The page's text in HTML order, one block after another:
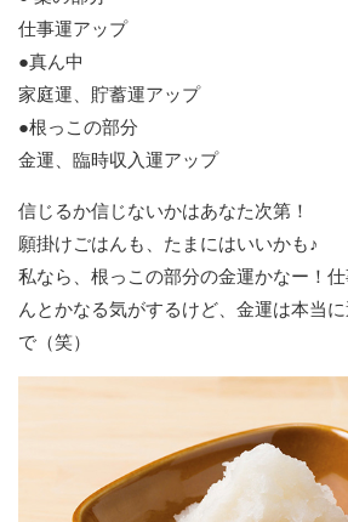
仕事運アップ
●真ん中
家庭運、貯蓄運アップ
●根っこの部分
金運、臨時収入運アップ
信じるか信じないかはあなた次第！
願掛けごはんも、たまにはいいかも♪
私なら、根っこの部分の金運かなー！
んとかなる気がするけど、金運は本当
で（笑）